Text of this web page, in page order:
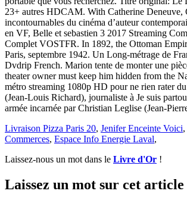
Livraison Pizza Paris 20, Jenifer Enceinte Voici,
Commerces, Espace Info Energie Laval,
Laissez-nous un mot dans le Livre d'Or !
Laissez un mot sur cet article